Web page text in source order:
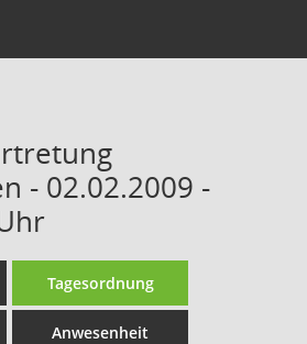
- 02.02.2009 -
Tagesordnung
Anwesenheit